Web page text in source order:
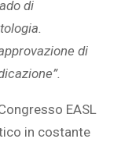
di
di
EASL
in costante